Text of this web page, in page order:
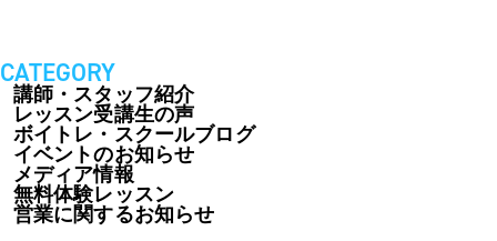
CATEGORY
講師・スタッフ紹介
レッスン受講生の声
ボイトレ・スクールブログ
イベントのお知らせ
メディア情報
無料体験レッスン
営業に関するお知らせ